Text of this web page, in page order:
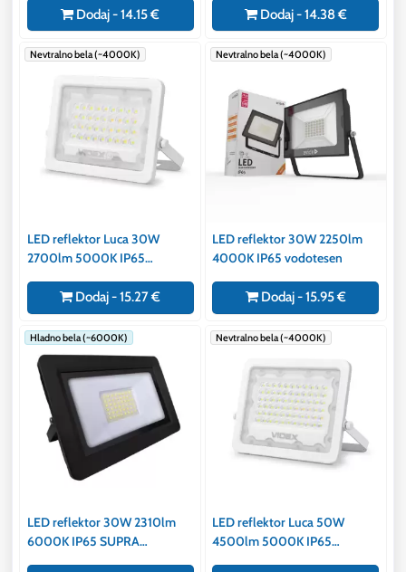
Dodaj - 14.15 €
Dodaj - 14.38 €
Nevtralno bela (~4000K)
LED reflektor Luca 30W
2700lm 5000K IP65
Dodaj - 15.27 €
Nevtralno bela (~4000K)
LED reflektor 30W 2250lm
4000K IP65 vodotesen
Dodaj - 15.95 €
Hladno bela (~6000K)
LED reflektor 30W 2310lm
6000K IP65 SUPRA
Nevtralno bela (~4000K)
LED reflektor Luca 50W
4500lm 5000K IP65